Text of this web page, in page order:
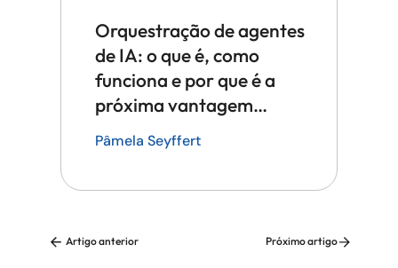
Orquestração de agentes
de IA: o que é, como
funciona e por que é a
próxima vantagem
competitiva em tecnologia
Pâmela Seyffert
Artigo anterior Próximo artigo